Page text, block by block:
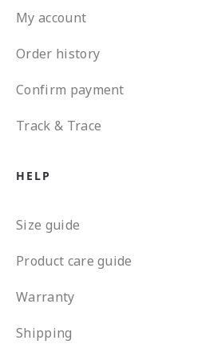
My account
Order history
Confirm payment
Track & Trace
HELP
Size guide
Product care guide
Warranty
Shipping